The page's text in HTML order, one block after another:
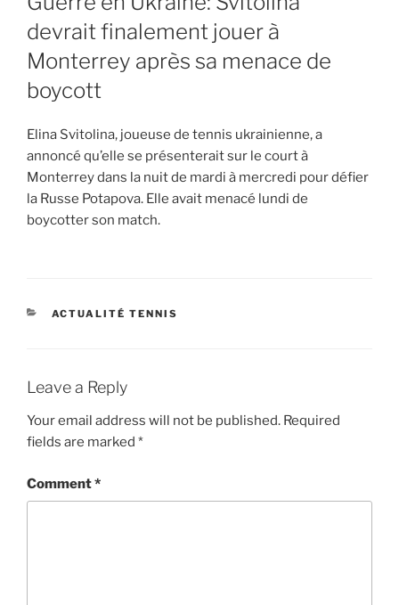
devrait finalement jouer à
Monterrey après sa menace de
boycott
Elina Svitolina, joueuse de tennis ukrainienne, a
annoncé qu’elle se présenterait sur le court à
Monterrey dans la nuit de mardi à mercredi pour défier
la Russe Potapova. Elle avait menacé lundi de
boycotter son match.
CATEGORIES
ACTUALITÉ TENNIS
Leave a Reply
Your email address will not be published. Required
fields are marked *
Comment*